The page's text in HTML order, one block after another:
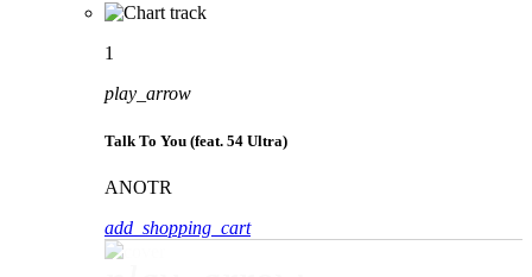
1
play_arrow
Talk To You (feat. 54 Ultra)
ANOTR
add_shopping_cart